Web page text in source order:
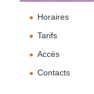
Horaires
Tarifs
Accès
Contacts